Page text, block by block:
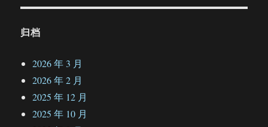
归档
2026 年 3 月
2026 年 2 月
2025 年 12 月
2025 年 10 月